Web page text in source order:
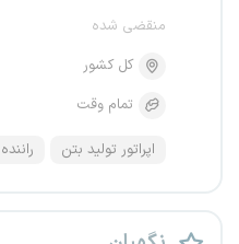
منقضی شده
کل کشور
تمام وقت
اپراتور تولید بتن